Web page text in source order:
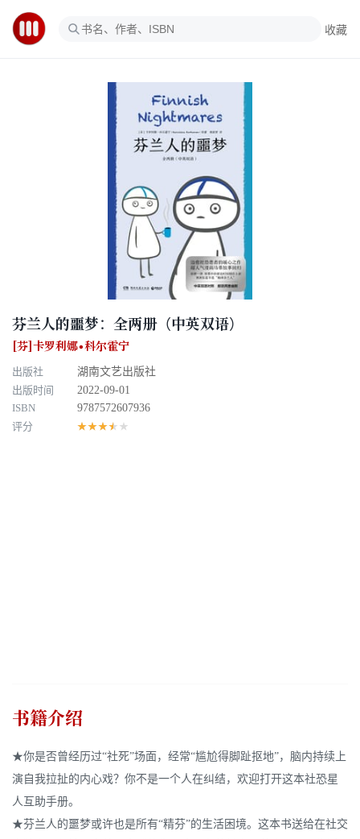
收藏
芬兰人的噩梦：全两册（中英双语）
[芬]卡罗利娜•科尔霍宁
出版社
湖南文艺出版社
出版时间
2022-09-01
ISBN
9787572607936
评分
★★★★★
书籍介绍
★你是否曾经历过“社死”场面，经常“尴尬得脚趾抠地”，脑内持续上
演自我拉扯的内心戏？你不是一个人在纠结，欢迎打开这本社恐星
人互助手册。
★芬兰人的噩梦或许也是所有“精芬”的生活困境。这本书送给在社交